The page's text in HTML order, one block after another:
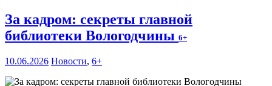
За кадром: секреты главной
библиотеки Вологодчины 6+
10.06.2026 Новости, 6+